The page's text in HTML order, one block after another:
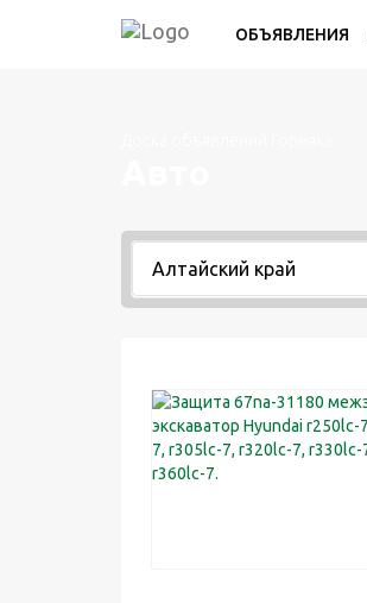
ОБЪЯВЛЕНИЯ